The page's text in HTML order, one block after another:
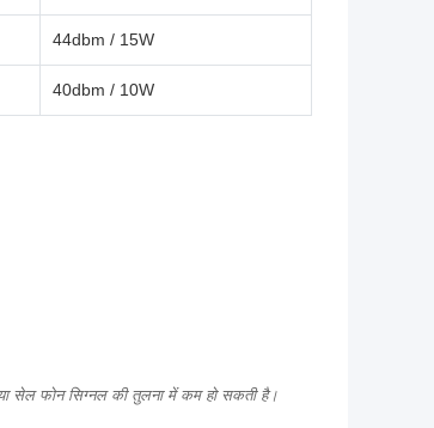
44dbm / 15W
40dbm / 10W
सेल फोन सिग्नल की तुलना में कम हो सकती है।